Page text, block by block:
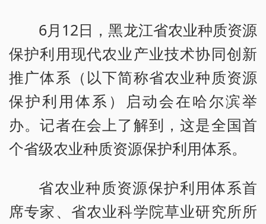
6月12日，黑龙江省农业种质资源
保护利用现代农业产业技术协同创新
推广体系（以下简称省农业种质资源
保护利用体系）启动会在哈尔滨举
办。记者在会上了解到，这是全国首
个省级农业种质资源保护利用体系。
省农业种质资源保护利用体系首
席专家、省农业科学院草业研究所所